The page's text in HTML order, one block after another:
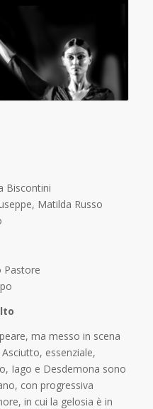
Biscontini
Matilda Russo
Pastore
ma messo in scena
essenziale,
Iago e Desdemona sono
con progressiva
in cui la gelosia è in